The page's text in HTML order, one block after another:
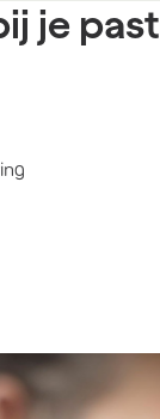
je past